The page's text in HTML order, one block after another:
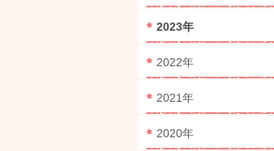
2023年
2022年
2021年
2020年